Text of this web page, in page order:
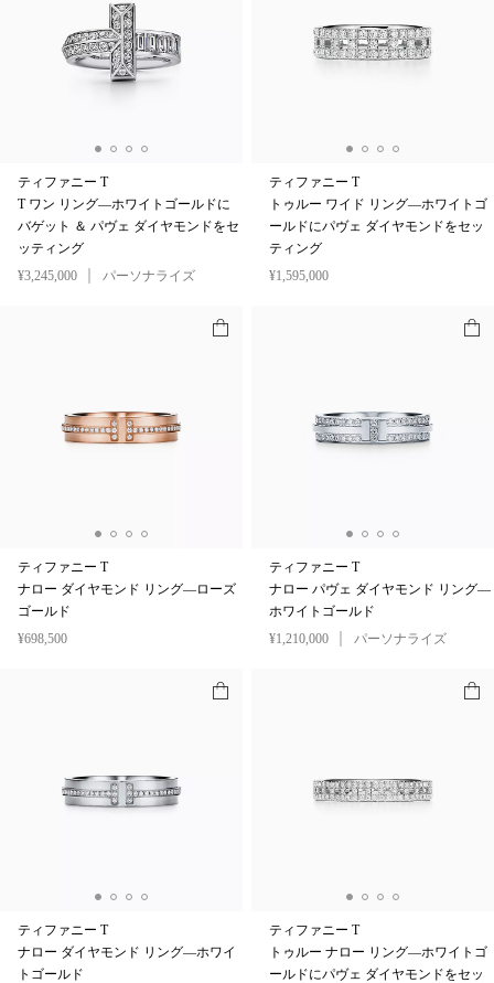
ティファニー T
T ワン リング—ホワイトゴールドに
バゲット ＆ パヴェ ダイヤモンドをセ
ッティング
¥3,245,000
パーソナライズ
ティファニー T
トゥルー ワイド リング—ホワイトゴ
ールドにパヴェ ダイヤモンドをセッ
ティング
¥1,595,000
ティファニー T
ナロー ダイヤモンド リング—ローズ
ゴールド
¥698,500
ティファニー T
ナロー パヴェ ダイヤモンド リング—
ホワイトゴールド
¥1,210,000
パーソナライズ
ティファニー T
ナロー ダイヤモンド リング—ホワイ
トゴールド
ティファニー T
トゥルー ナロー リング—ホワイトゴ
ールドにパヴェ ダイヤモンドをセッ